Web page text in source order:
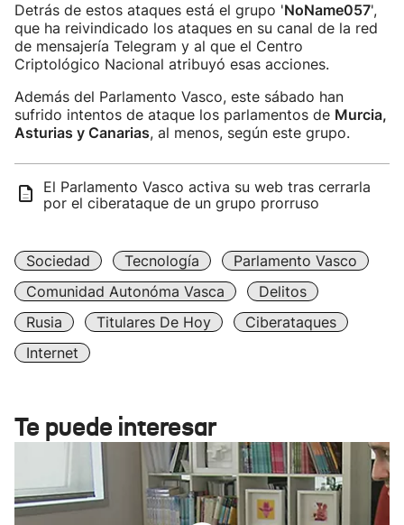
Detrás de estos ataques está el grupo 'NoName057',
que ha reivindicado los ataques en su canal de la red
de mensajería Telegram y al que el Centro
Criptológico Nacional atribuyó esas acciones.
Además del Parlamento Vasco, este sábado han
sufrido intentos de ataque los parlamentos de Murcia,
Asturias y Canarias, al menos, según este grupo.
El Parlamento Vasco activa su web tras cerrarla
por el ciberataque de un grupo prorruso
Sociedad Tecnología
Parlamento Vasco
Comunidad Autonóma Vasca
Delitos
Rusia
Titulares De Hoy
Ciberataques
Internet
Te puede interesar